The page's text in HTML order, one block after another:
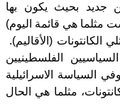
جديد بحيث يكون بها
مثلما هي قائمة اليوم)
الكانتونات (الأقاليم).
الفلسطينيين
السياسة الاسرائيلية
مثلما هي الحال